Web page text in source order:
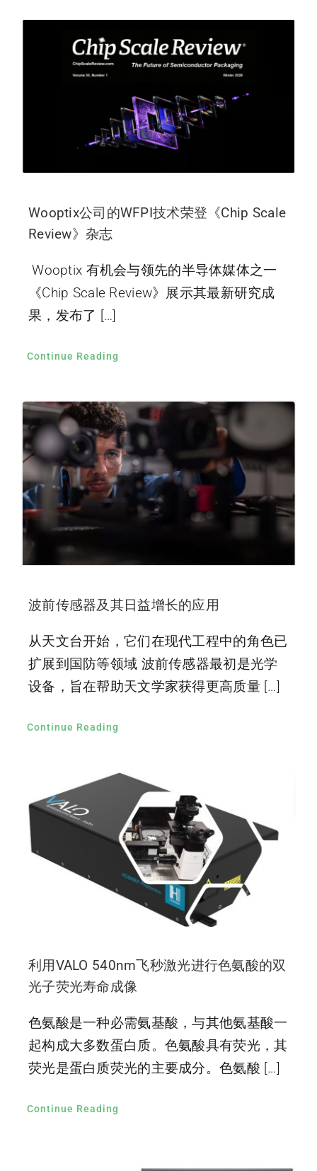
Wooptix公司的WFPI技术荣登《Chip Scale
Review》杂志
Wooptix 有机会与领先的半导体媒体之一
《Chip Scale Review》展示其最新研究成
果，发布了 […]
Continue Reading
波前传感器及其日益增长的应用
从天文台开始，它们在现代工程中的角色已
扩展到国防等领域 波前传感器最初是光学
设备，旨在帮助天文学家获得更高质量 […]
Continue Reading
利用VALO 540nm飞秒激光进行色氨酸的双
光子荧光寿命成像
色氨酸是一种必需氨基酸，与其他氨基酸一
起构成大多数蛋白质。色氨酸具有荧光，其
荧光是蛋白质荧光的主要成分。色氨酸 […]
Continue Reading